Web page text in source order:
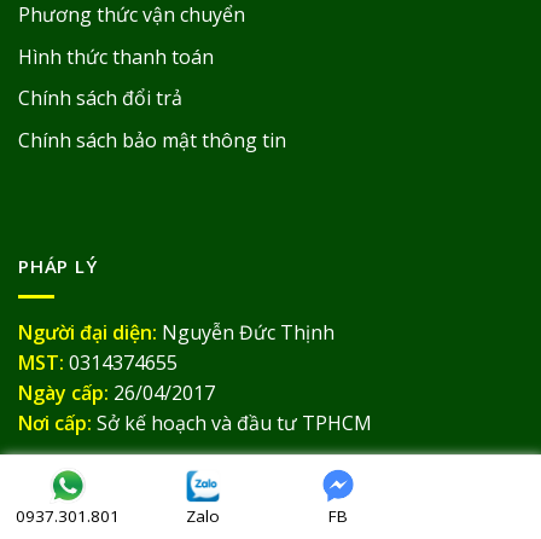
Phương thức vận chuyển
Hình thức thanh toán
Chính sách đổi trả
Chính sách bảo mật thông tin
PHÁP LÝ
Người đại diện: Nguyễn Đức Thịnh
MST: 0314374655
Ngày cấp: 26/04/2017
Nơi cấp: Sở kế hoạch và đầu tư TPHCM
0937.301.801 Zalo FB